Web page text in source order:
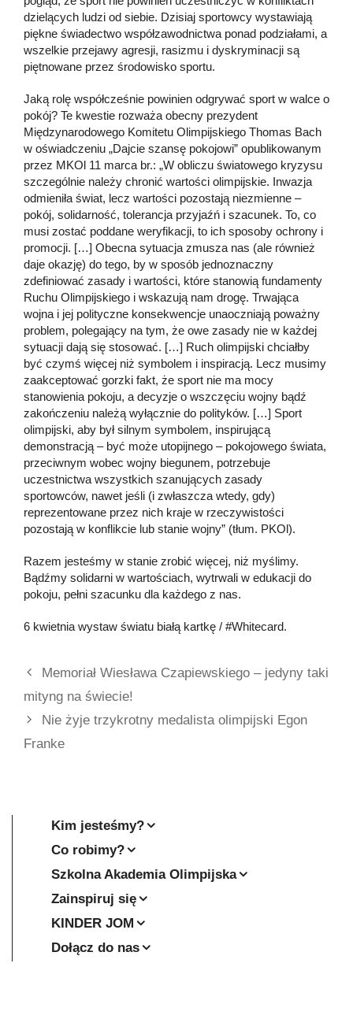
dzielących ludzi od siebie. Dzisiaj sportowcy wystawiają
piękne świadectwo współzawodnictwa ponad podziałami, a
wszelkie przejawy agresji, rasizmu i dyskryminacji są
piętnowane przez środowisko sportu.
Jaką rolę współcześnie powinien odgrywać sport w walce o
pokój? Te kwestie rozważa obecny prezydent
Międzynarodowego Komitetu Olimpijskiego Thomas Bach
w oświadczeniu „Dajcie szansę pokojowi” opublikowanym
przez MKOl 11 marca br.: „W obliczu światowego kryzysu
szczególnie należy chronić wartości olimpijskie. Inwazja
odmieniła świat, lecz wartości pozostają niezmienne –
pokój, solidarność, tolerancja przyjaźń i szacunek. To, co
musi zostać poddane weryfikacji, to ich sposoby ochrony i
promocji. […] Obecna sytuacja zmusza nas (ale również
daje okazję) do tego, by w sposób jednoznaczny
zdefiniować zasady i wartości, które stanowią fundamenty
Ruchu Olimpijskiego i wskazują nam drogę. Trwająca
wojna i jej polityczne konsekwencje unaoczniają poważny
problem, polegający na tym, że owe zasady nie w każdej
sytuacji dają się stosować. […] Ruch olimpijski chciałby
być czymś więcej niż symbolem i inspiracją. Lecz musimy
zaakceptować gorzki fakt, że sport nie ma mocy
stanowienia pokoju, a decyzje o wszczęciu wojny bądź
zakończeniu należą wyłącznie do polityków. […] Sport
olimpijski, aby był silnym symbolem, inspirującą
demonstracją – być może utopijnego – pokojowego świata,
przeciwnym wobec wojny biegunem, potrzebuje
uczestnictwa wszystkich szanujących zasady
sportowców, nawet jeśli (i zwłaszcza wtedy, gdy)
reprezentowane przez nich kraje w rzeczywistości
pozostają w konflikcie lub stanie wojny” (tłum. PKOl).
Razem jesteśmy w stanie zrobić więcej, niż myślimy.
Bądźmy solidarni w wartościach, wytrwali w edukacji do
pokoju, pełni szacunku dla każdego z nas.
6 kwietnia wystaw światu białą kartkę / #Whitecard.
Memoriał Wiesława Czapiewskiego – jedyny taki
mityng na świecie!
Nie żyje trzykrotny medalista olimpijski Egon
Franke
Kim jesteśmy?
Co robimy?
Szkolna Akademia Olimpijska
Zainspiruj się
KINDER JOM
Dołącz do nas